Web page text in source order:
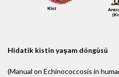
Hidatik kistin yaşam döngüsü
(Manual on Echinococcosis in